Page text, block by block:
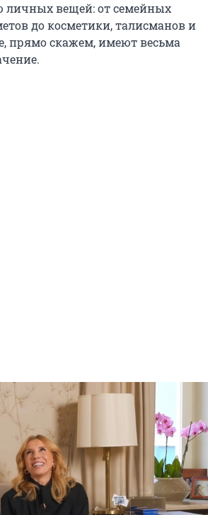
личных вещей: от семейных
до косметики, талисманов и
прямо скажем, имеют весьма